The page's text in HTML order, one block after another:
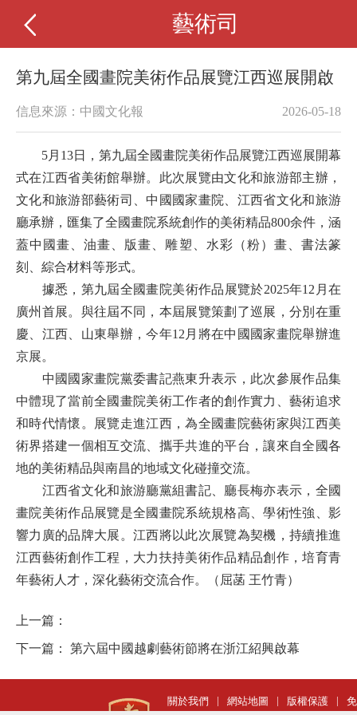
藝術司
第九屆全國畫院美術作品展覽江西巡展開啟
信息來源：中國文化報 2026-05-18
5月13日，第九屆全國畫院美術作品展覽江西巡展開幕
式在江西省美術館舉辦。此次展覽由文化和旅游部主辦，
文化和旅游部藝術司、中國國家畫院、江西省文化和旅游
廳承辦，匯集了全國畫院系統創作的美術精品800余件，涵
蓋中國畫、油畫、版畫、雕塑、水彩（粉）畫、書法篆
刻、綜合材料等形式。
據悉，第九屆全國畫院美術作品展覽於2025年12月在
廣州首展。與往屆不同，本屆展覽策劃了巡展，分別在重
慶、江西、山東舉辦，今年12月將在中國國家畫院舉辦進
京展。
中國國家畫院黨委書記燕東升表示，此次參展作品集
中體現了當前全國畫院美術工作者的創作實力、藝術追求
和時代情懷。展覽走進江西，為全國畫院藝術家與江西美
術界搭建一個相互交流、攜手共進的平台，讓來自全國各
地的美術精品與南昌的地域文化碰撞交流。
江西省文化和旅游廳黨組書記、廳長梅亦表示，全國
畫院美術作品展覽是全國畫院系統規格高、學術性強、影
響力廣的品牌大展。江西將以此次展覽為契機，持續推進
江西藝術創作工程，大力扶持美術作品精品創作，培育青
年藝術人才，深化藝術交流合作。
（屈菡 王竹青）
上一篇：
下一篇： 第六屆中國越劇藝術節將在浙江紹興啟幕